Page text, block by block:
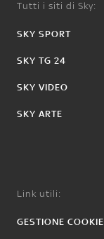
Tutti i siti di Sky:
SKY SPORT
SKY TG 24
SKY VIDEO
SKY ARTE
Link utili:
GESTIONE COOKIE